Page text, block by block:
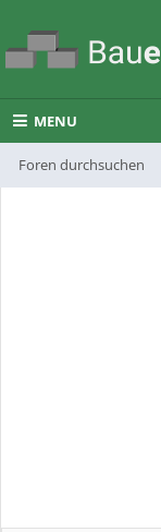
MENU
Foren durchsuchen